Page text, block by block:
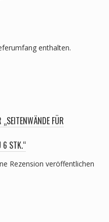
enthalten.
FÜR
6 STK.“
Rezension veröffentlichen